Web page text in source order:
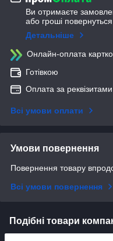
Ви отримаєте
або гроші
Детальніше
Онлайн-оплата
Готівкою
Оплата за реквізитами
Всі умови оплати
Умови повернення
Повернення товару
Всі умови повернення
Подібні товари